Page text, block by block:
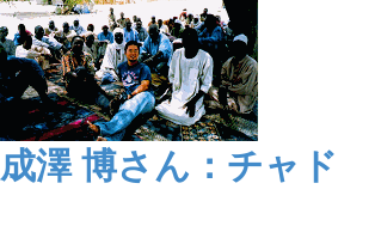
成澤 博さん：チャ